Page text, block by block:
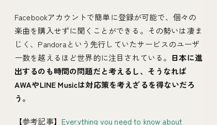
Facebookアカウントで簡単に登録が可能で、個々の
楽曲を購入せずに聞くことができる。その勢いは凄ま
じく、Pandoraという先行していたサービスのユーザ
ー数を越えるほど世界的に注目されている。 日本に進
出するのも時間の問題だと考えるし、そうなれば
AWAやLINE Musicは対応策を考えざるを得ないだろ
う。
【参考記事】 Everything you need to know about